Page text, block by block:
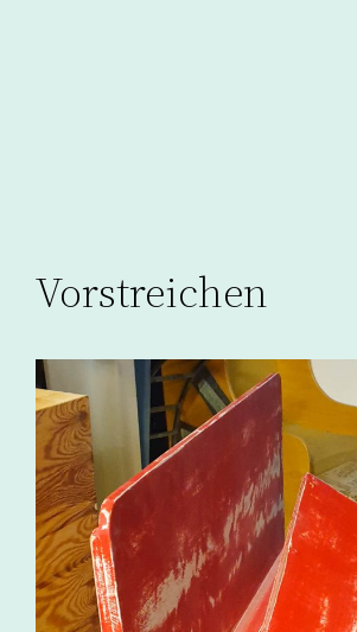
Vorstreichen